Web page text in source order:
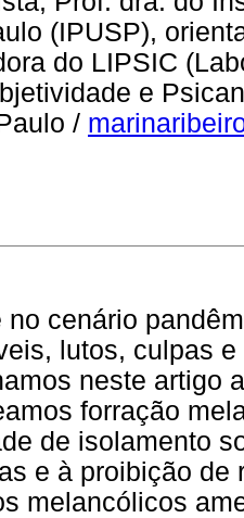
(IPUSP),
do LIPSIC
e
/
no cenário
lutos, culpas
neste artigo
forração
de isolamento
e à proibição
melancólicos